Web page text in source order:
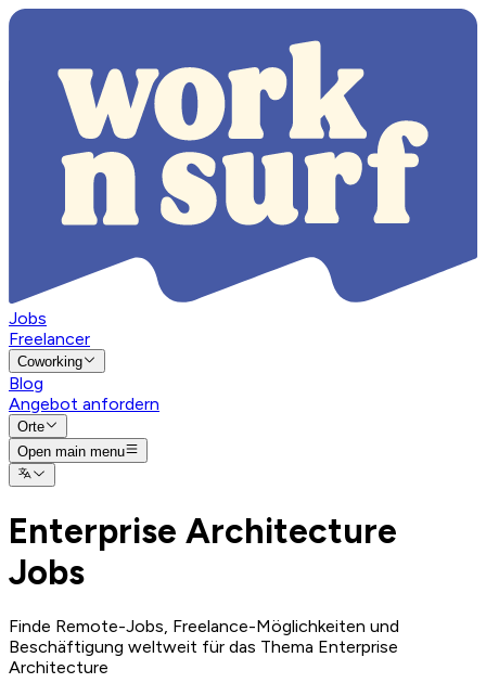
Jobs
Freelancer
Coworking
Blog
Angebot anfordern
Orte
Open main menu
Enterprise Architecture
Jobs
Finde Remote-Jobs, Freelance-Möglichkeiten und
Beschäftigung weltweit für das Thema Enterprise
Architecture